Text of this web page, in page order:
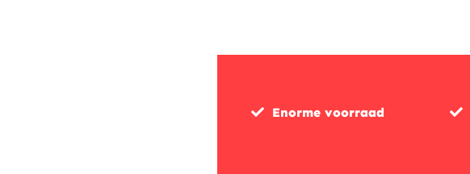
Enorme voorraad